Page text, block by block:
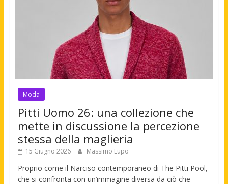
Moda
Pitti Uomo 26: una collezione che
mette in discussione la percezione
stessa della maglieria
15 Giugno 2026 Massimo Lupo
Proprio come il Narciso contemporaneo di The Pitti Pool,
che si confronta con un’immagine diversa da ciò che